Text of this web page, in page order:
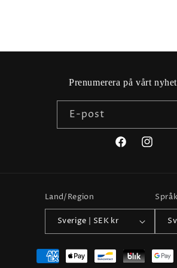
Prenumerera på vårt
E-post
Facebook
Land/Region
Sverige | SEK kr
Språk
Betalningsmetoder